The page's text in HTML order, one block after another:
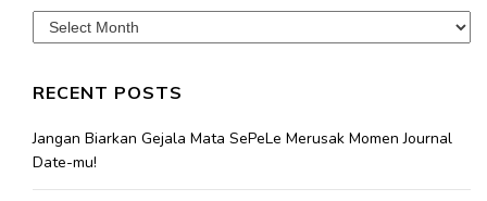
Archives
RECENT POSTS
Jangan Biarkan Gejala Mata SePeLe Merusak Momen Journal
Date-mu!